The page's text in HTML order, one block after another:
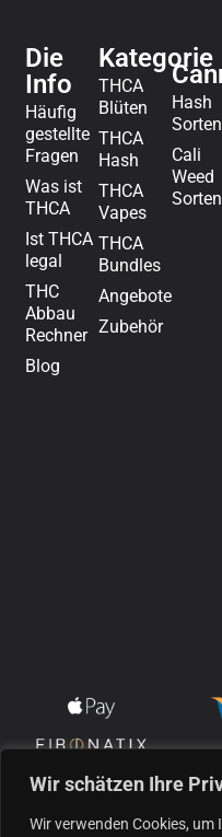
Wir schätzen Ihre
Wir verwenden Cookies, um
Die
Info
Häufig
gestellte
Fragen
Was ist
THCA
Ist THCA
legal
THC
Abbau
Rechner
Blog
Kategorie
THCA
Blüten
THCA
Hash
THCA
Vapes
THCA
Bundles
Angebote
Zubehör
Hash
Sorten
Cali
Weed
Sorten
Alle unsere Produkte werden